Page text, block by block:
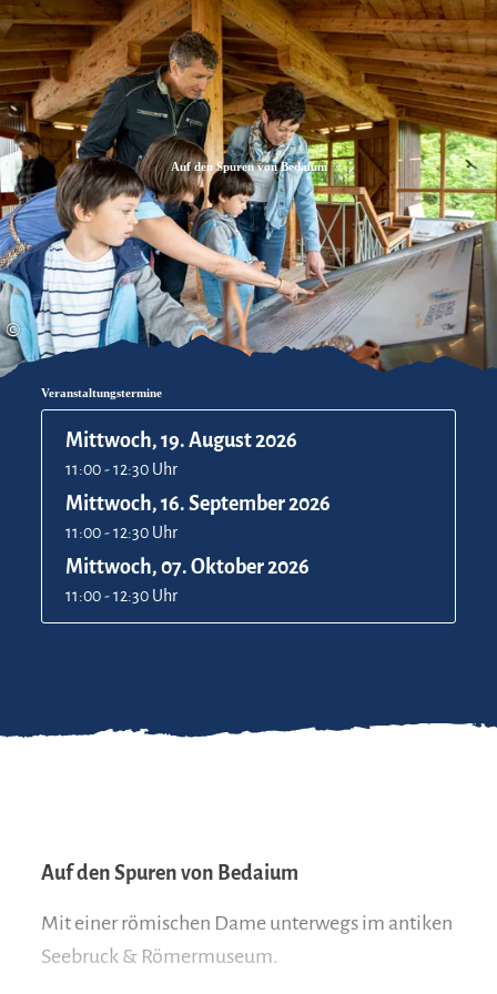
Zum
Inhalt
Zur
Suche
Zum
Footer
©
Auf den Spuren von Bedaium
Veranstaltungstermine
Mittwoch, 19. August 2026
11:00 - 12:30 Uhr
Mittwoch, 16. September 2026
11:00 - 12:30 Uhr
Mittwoch, 07. Oktober 2026
11:00 - 12:30 Uhr
Auf den Spuren von Bedaium
Mit einer römischen Dame unterwegs im antiken
Seebruck & Römermuseum.